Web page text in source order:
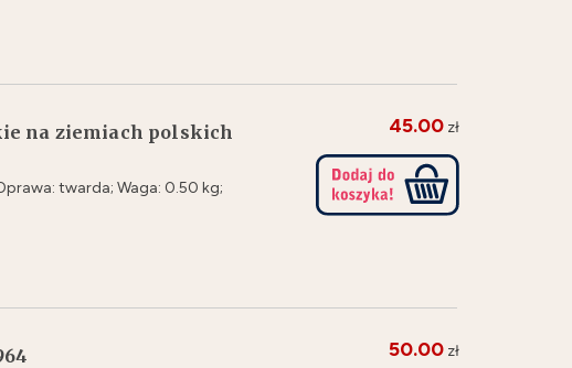
na ziemiach polskich
twarda; Waga: 0.50 kg;
45.00 zł
50.00 zł